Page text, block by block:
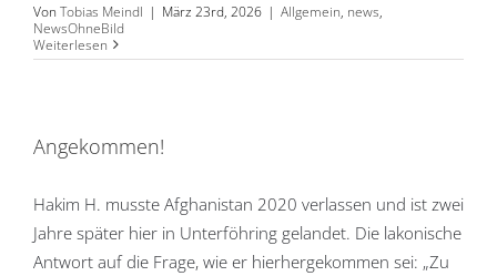
Von Tobias Meindl | März 23rd, 2026 | Allgemein, news,
NewsOhneBild
Weiterlesen
Angekommen!
Hakim H. musste Afghanistan 2020 verlassen und ist zwei
Jahre später hier in Unterföhring gelandet. Die lakonische
Antwort auf die Frage, wie er hierhergekommen sei: „Zu